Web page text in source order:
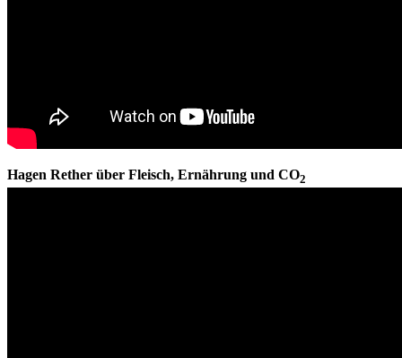
Hagen Rether über Fleisch, Ernährung und CO2